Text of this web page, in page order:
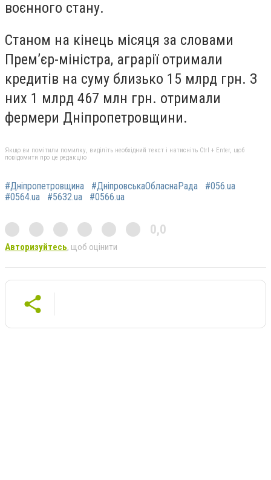
воєнного стану.
Станом на кінець місяця за словами
Прем’єр-міністра, аграрії отримали
кредитів на суму близько 15 млрд грн. З
них 1 млрд 467 млн грн. отримали
фермери Дніпропетровщини.
Якщо ви помітили помилку, виділіть необхідний текст і натисніть Ctrl + Enter, щоб
повідомити про це редакцію
#Дніпропетровщина #ДніпровськаОбласнаРада
#056.ua
#0564.ua
#5632.ua #0566.ua
0,0
Авторизуйтесь, щоб оцінити